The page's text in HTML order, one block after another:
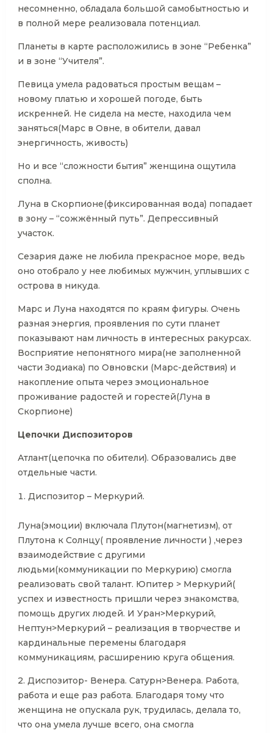
несомненно, обладала большой самобытностью и
в полной мере реализовала потенциал.
Планеты в карте расположились в зоне “Ребенка”
и в зоне “Учителя”.
Певица умела радоваться простым вещам –
новому платью и хорошей погоде, быть
искренней. Не сидела на месте, находила чем
заняться(Марс в Овне, в обители, давал
энергичность, живость)
Но и все “сложности бытия” женщина ощутила
сполна.
Луна в Скорпионе(фиксированная вода) попадает
в зону – “сожжённый путь”. Депрессивный
участок.
Сезария даже не любила прекрасное море, ведь
оно отобрало у нее любимых мужчин, уплывших с
острова в никуда.
Марс и Луна находятся по краям фигуры. Очень
разная энергия, проявления по сути планет
показывают нам личность в интересных ракурсах.
Восприятие непонятного мира(не заполненной
части Зодиака) по Овновски (Марс-действия) и
накопление опыта через эмоциональное
проживание радостей и горестей(Луна в
Скорпионе)
Цепочки Диспозиторов
Атлант(цепочка по обители). Образовались две
отдельные части.
Диспозитор – Меркурий.
Луна(эмоции) включала Плутон(магнетизм), от
Плутона к Солнцу( проявление личности ) ,через
взаимодействие с другими
людьми(коммуникации по Меркурию) смогла
реализовать свой талант. Юпитер > Меркурий(
успех и известность пришли через знакомства,
помощь других людей. И Уран>Меркурий,
Нептун>Меркурий – реализация в творчестве и
кардинальные перемены благодаря
коммуникациям, расширению круга общения.
2. Диспозитор- Венера. Сатурн>Венера. Работа,
работа и еще раз работа. Благодаря тому что
женщина не опускала рук, трудилась, делала то,
что она умела лучше всего, она смогла